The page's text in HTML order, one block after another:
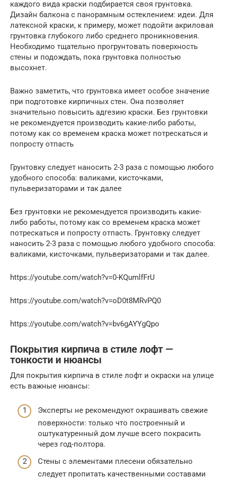
каждого вида краски подбирается своя грунтовка.
Дизайн балкона с панорамным остеклением: идеи. Для
латексной краски, к примеру, может подойти акриловая
грунтовка глубокого либо среднего проникновения.
Необходимо тщательно прогрунтовать поверхность
стены и подождать, пока грунтовка полностью
высохнет.
Важно заметить, что грунтовка имеет особое значение
при подготовке кирпичных стен. Она позволяет
значительно повысить адгезию краски. Без грунтовки
не рекомендуется производить какие-либо работы,
потому как со временем краска может потрескаться и
попросту отпасть
Грунтовку следует наносить 2-3 раза с помощью любого
удобного способа: валиками, кисточками,
пульверизаторами и так далее
Без грунтовки не рекомендуется производить какие-
либо работы, потому как со временем краска может
потрескаться и попросту отпасть. Грунтовку следует
наносить 2-3 раза с помощью любого удобного способа:
валиками, кисточками, пульверизаторами и так далее.
https://youtube.com/watch?v=0-KQumlfFrU
https://youtube.com/watch?v=oD0t8MRvPQ0
https://youtube.com/watch?v=bv6gAYYgQpo
Покрытия кирпича в стиле лофт —
тонкости и нюансы
Для покрытия кирпича в стиле лофт и окраски на улице
есть важные нюансы:
Эксперты не рекомендуют окрашивать свежие
поверхности: только что построенный и
оштукатуренный дом лучше всего покрасить
через год-полтора.
Стены с элементами плесени обязательно
следует пропитать качественными составами